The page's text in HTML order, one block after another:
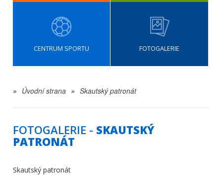
CENTRUM SPORTU FOTOGALERIE
» Úvodní strana » Skautský patronát
FOTOGALERIE - SKAUTSKÝ
PATRONÁT
Skautský patronát